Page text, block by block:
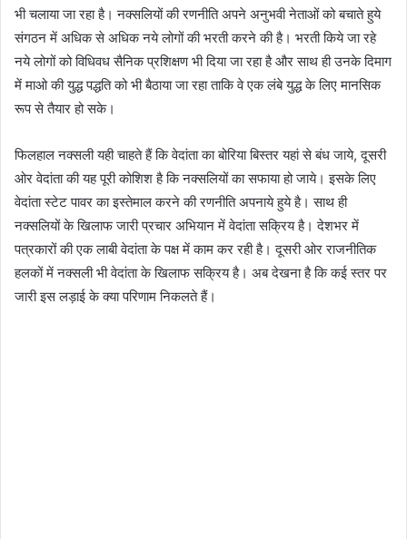
भी चलाया जा रहा है। नक्सलियों की रणनीति अपने अनुभवी नेताओं को बचाते हुये
संगठन में अधिक से अधिक नये लोगों की भरती करने की है। भरती किये जा रहे
नये लोगों को विधिवध सैनिक प्रशिक्षण भी दिया जा रहा है और साथ ही उनके दिमाग
में माओ की युद्ध पद्धति को भी बैठाया जा रहा ताकि वे एक लंबे युद्ध के लिए मानसिक
रूप से तैयार हो सके।
फिलहाल नक्सली यही चाहते हैं कि वेदांता का बोरिया बिस्तर यहां से बंध जाये, दूसरी
ओर वेदांता की यह पूरी कोशिश है कि नक्सलियों का सफाया हो जाये। इसके लिए
वेदांता स्टेट पावर का इस्तेमाल करने की रणनीति अपनाये हुये है। साथ ही
नक्सलियों के खिलाफ जारी प्रचार अभियान में वेदांता सक्रिय है। देशभर में
पत्रकारों की एक लाबी वेदांता के पक्ष में काम कर रही है। दूसरी ओर राजनीतिक
हलकों में नक्सली भी वेदांता के खिलाफ सक्रिय है। अब देखना है कि कई स्तर पर
जारी इस लड़ाई के क्या परिणाम निकलते हैं।